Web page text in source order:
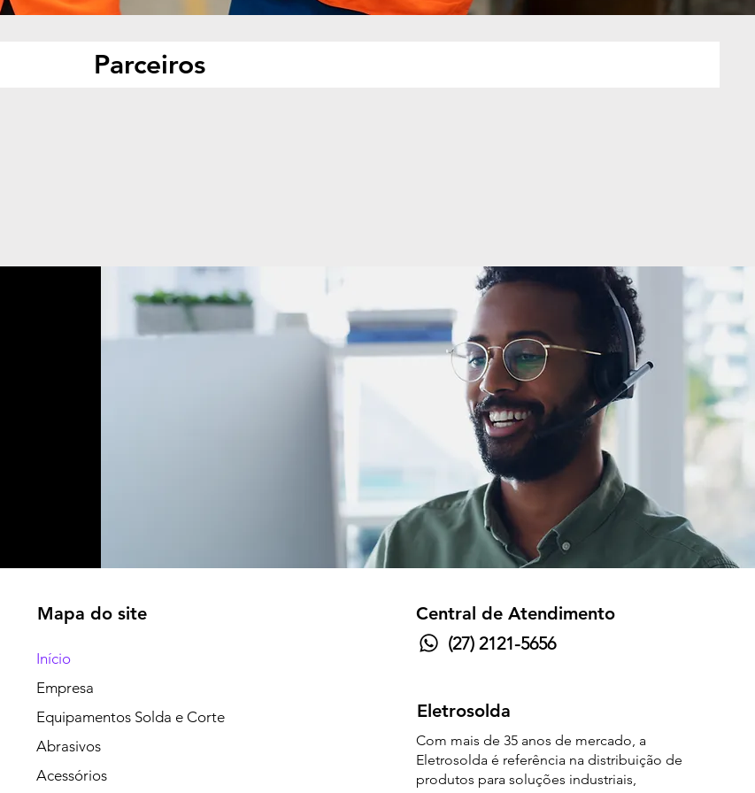
Parceiros
Mapa do site
Início
Empresa
Equipamentos Solda e Corte
Abrasivos
Acessórios
Central de Atendimento
(27) 2121-5656
Eletrosolda
Com mais de 35 anos de mercado, a
Eletrosolda é referência na distribuição de
produtos para soluções industriais,